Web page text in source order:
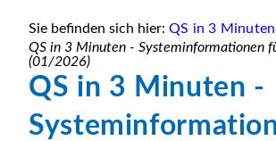
Sie befinden sich hier: QS in 3
QS in 3 Minuten - Systeminformationen
(01/2026)
QS in 3 Minuten -